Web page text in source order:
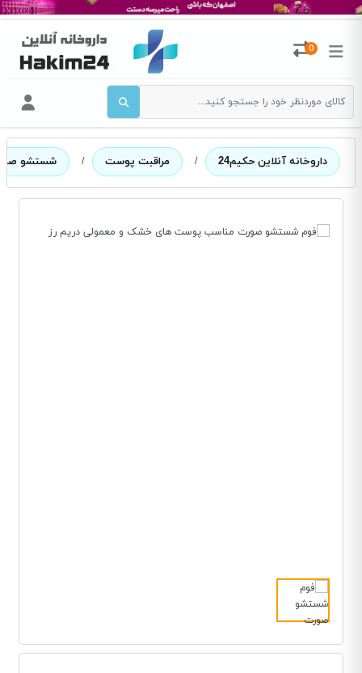
0
داروخانه آنلاین حکیم24 / مراقبت پوست / شستشو